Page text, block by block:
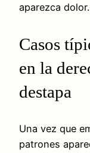
aparezca dolor.
Casos
en la
destapa
Una vez que
patrones